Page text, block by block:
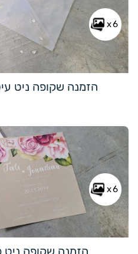
x6
הזמנה שקופה ניט
x6